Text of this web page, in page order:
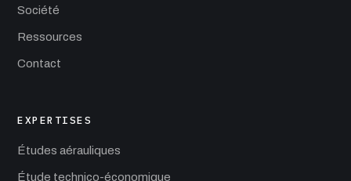
Société
Ressources
Contact
EXPERTISES
Études aérauliques
Étude technico-économique